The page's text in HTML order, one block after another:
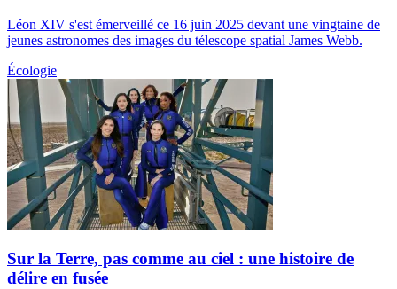
Léon XIV s'est émerveillé ce 16 juin 2025 devant une vingtaine de
jeunes astronomes des images du télescope spatial James Webb.
Écologie
Sur la Terre, pas comme au ciel : une histoire de
délire en fusée